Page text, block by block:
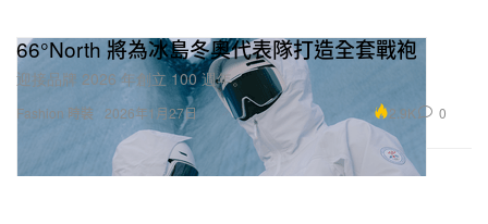
Fashion 時裝
66°North 將為冰島冬奧代表隊打造全套戰袍
迎接品牌 2026 年創立 100 週年。
2026年1月27日 2.9K 0